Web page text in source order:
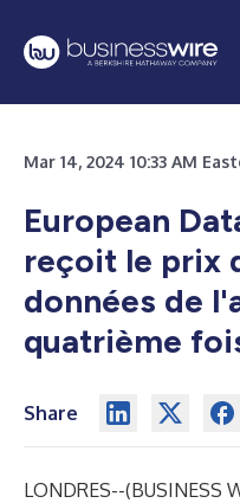
Mar 14, 2024 10:33 AM
European
reçoit le prix
données de
quatrième
Share
LONDRES--(BUSINESS